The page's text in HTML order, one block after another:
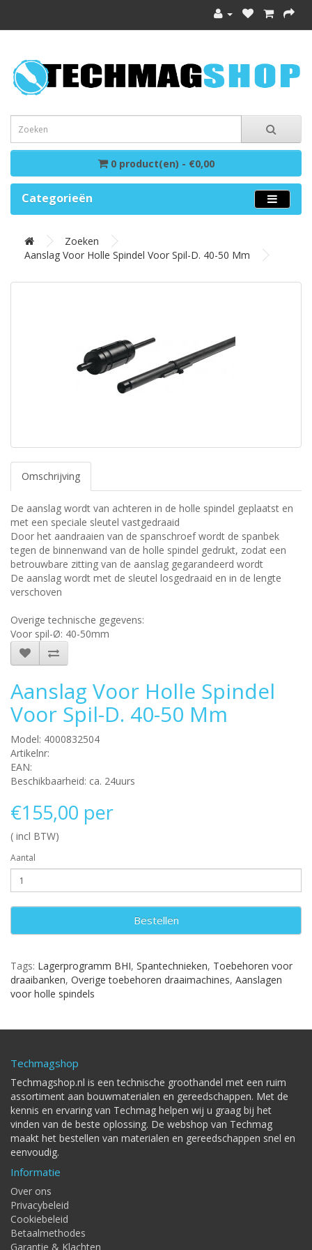
0 product(en) - €0,00
Categorieën
Zoeken
Aanslag Voor Holle Spindel Voor Spil-D. 40-50 Mm
Omschrijving
De aanslag wordt van achteren in de holle spindel geplaatst en
met een speciale sleutel vastgedraaid
Door het aandraaien van de spanschroef wordt de spanbek
tegen de binnenwand van de holle spindel gedrukt, zodat een
betrouwbare zitting van de aanslag gegarandeerd wordt
De aanslag wordt met de sleutel losgedraaid en in de lengte
verschoven
Overige technische gegevens:
Voor spil-Ø: 40-50mm
Aanslag Voor Holle Spindel
Voor Spil-D. 40-50 Mm
Model: 4000832504
Artikelnr:
EAN:
Beschikbaarheid: ca. 24uurs
€155,00 per
( incl BTW)
Aantal
Bestellen
Tags: Lagerprogramm BHI, Spantechnieken, Toebehoren voor
draaibanken, Overige toebehoren draaimachines, Aanslagen
voor holle spindels
Techmagshop
Techmagshop.nl is een technische groothandel met een ruim
assortiment aan bouwmaterialen en gereedschappen. Met de
kennis en ervaring van Techmag helpen wij u graag bij het
vinden van de beste oplossing. De webshop van Techmag
maakt het bestellen van materialen en gereedschappen snel en
eenvoudig.
Informatie
Over ons
Privacybeleid
Cookiebeleid
Betaalmethodes
Garantie & Klachten